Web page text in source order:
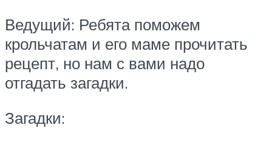
Ведущий: Ребята поможем
крольчатам и его маме прочитать
рецепт, но нам с вами надо
отгадать загадки.
Загадки: